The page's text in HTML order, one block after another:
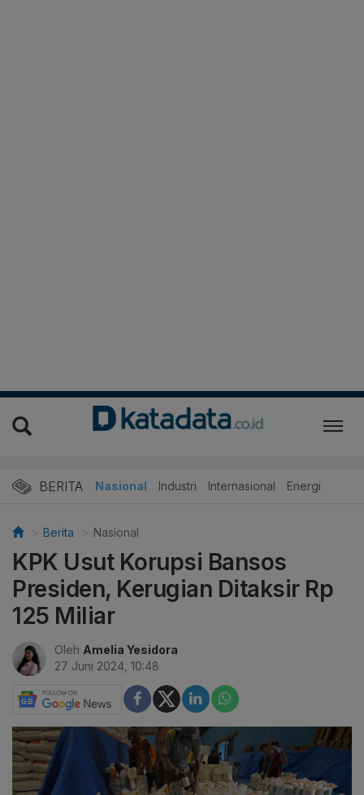
BERITA Nasional Industri Internasional Energi
Berita Nasional
KPK Usut Korupsi Bansos
Presiden, Kerugian Ditaksir Rp
125 Miliar
Oleh Amelia Yesidora
27 Juni 2024, 10:48